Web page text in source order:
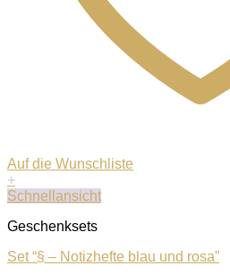
Auf die Wunschliste
+
Schnellansicht
Geschenksets
Set “§ – Notizhefte blau und rosa”